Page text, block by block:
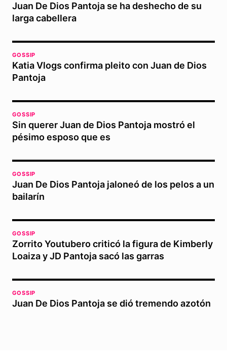
Juan De Dios Pantoja se ha deshecho de su
larga cabellera
GOSSIP
Katia Vlogs confirma pleito con Juan de Dios
Pantoja
GOSSIP
Sin querer Juan de Dios Pantoja mostró el
pésimo esposo que es
GOSSIP
Juan De Dios Pantoja jaloneó de los pelos a un
bailarín
GOSSIP
Zorrito Youtubero criticó la figura de Kimberly
Loaiza y JD Pantoja sacó las garras
GOSSIP
Juan De Dios Pantoja se dió tremendo azotón